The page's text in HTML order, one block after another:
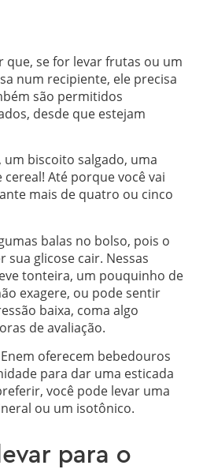
que, se for levar frutas ou um
num recipiente, ele precisa
são permitidos
desde que estejam
um biscoito salgado, uma
Até porque você vai
mais de quatro ou cinco
balas no bolso, pois o
sua glicose cair. Nessas
tonteira, um pouquinho de
exagere, ou pode sentir
baixa, coma algo
de avaliação.
oferecem bebedouros
para dar uma esticada
você pode levar uma
ou um isotônico.
para o